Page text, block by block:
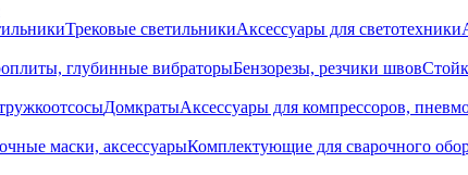
Трековые светильникиАксессуары для светотехники
глубинные вибраторыБензорезы, резчики швов
ДомкратыАксессуары для компрессоров,
маски, аксессуарыКомплектующие для сварочного